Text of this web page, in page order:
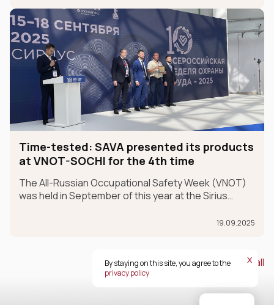
Time-tested: SAVA presented its products
at VNOT-SOCHI for the 4th time
The All-Russian Occupational Safety Week (VNOT)
was held in September of this year at the Sirius
the event celebrated its 10th anniversary. SAVA19.09.2025
View all
By staying on this site, you agree to the
privacy policy
х